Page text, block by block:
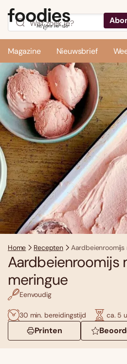
Magazine Nieuwsbrief
Home Recepten
Aardbeienroomijs
meringue
Eenvoudig
30 min. bereidingstijd ca. 5
Printen